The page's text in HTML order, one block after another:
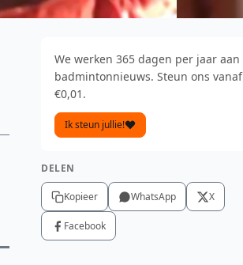
We werken 365 dagen per jaar aan
badmintonnieuws. Steun ons vanaf
€0,01.
Ik steun jullie!
DELEN
Kopieer WhatsApp X
Facebook